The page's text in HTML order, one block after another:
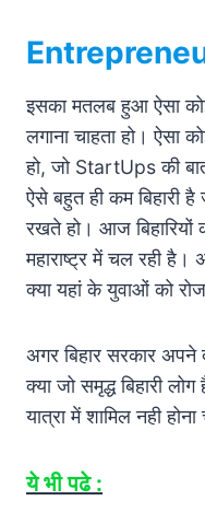
इसका मतलब हुआ ऐसा कोई
लगाना चाहता हो। ऐसा
हो, जो StartUps की
ऐसे बहुत ही कम बिहारी है
रखते हो। आज
महाराष्ट्र में चल रही है।
क्या यहां के युवाओं को
अगर बिहार सरकार अपने
क्या जो समृद्ध बिहारी
यात्रा में शामिल नही होना
ये भी पढे :